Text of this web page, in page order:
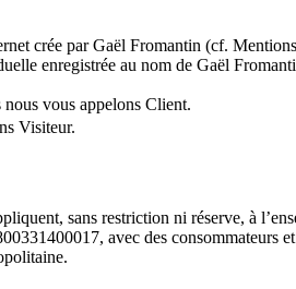
crée par Gaël Fromantin (cf.
enregistrée au nom de Gaël
vous appelons Client.
Visiteur.
sans restriction ni réserve, à
avec des consommateurs